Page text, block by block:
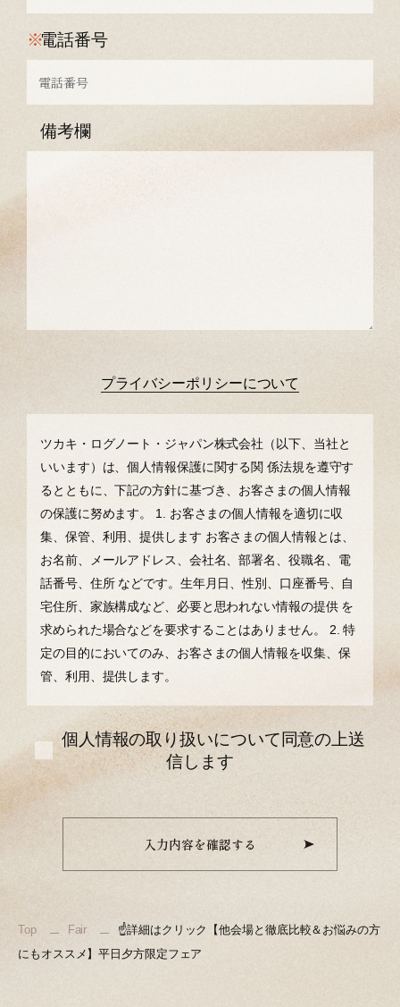
※電話番号
備考欄
プライバシーポリシーについて
ツカキ・ログノート・ジャパン株式会社（以下、当社と
いいます）は、個⼈情報保護に関する関 係法規を遵守す
るとともに、下記の⽅針に基づき、お客さまの個⼈情報
の保護に努めます。
1. お客さまの個⼈情報を適切に収
集、保管、利⽤、提供します お客さまの個⼈情報とは、
お名前、メールアドレス、会社名、部署名、役職名、電
話番号、住所 などです。⽣年⽉⽇、性別、⼝座番号、⾃
宅住所、家族構成など、必要と思われない情報の提供 を
求められた場合などを要求することはありません。
2. 特
定の⽬的においてのみ、お客さまの個⼈情報を収集、保
管、利⽤、提供します。
個人情報の取り扱いについて同意の上送
信します
入力内容を確認する
Top Fair
☝詳細はクリック【他会場と徹底比較＆お悩みの方
にもオススメ】平日夕方限定フェア